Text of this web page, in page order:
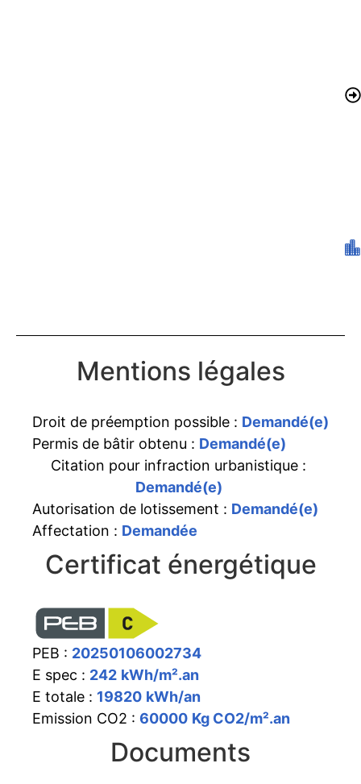
Mentions légales
Droit de préemption possible : Demandé(e)
Permis de bâtir obtenu : Demandé(e)
Citation pour infraction urbanistique :
Demandé(e)
Autorisation de lotissement : Demandé(e)
Affectation : Demandée
Certificat énergétique
PEB : 20250106002734
E spec : 242 kWh/m².an
E totale : 19820 kWh/an
Emission CO2 : 60000 Kg CO2/m².an
Documents